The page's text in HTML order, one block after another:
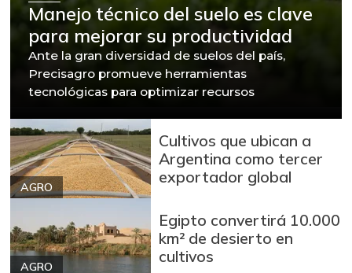
Manejo técnico del suelo es clave
para mejorar su productividad
Ante la gran diversidad de suelos del país,
Precisagro promueve herramientas
tecnológicas para optimizar recursos
AGRO
Cultivos que ubican a
Argentina como tercer
exportador global
AGRO
Egipto convertirá 10.000
km² de desierto en
cultivos